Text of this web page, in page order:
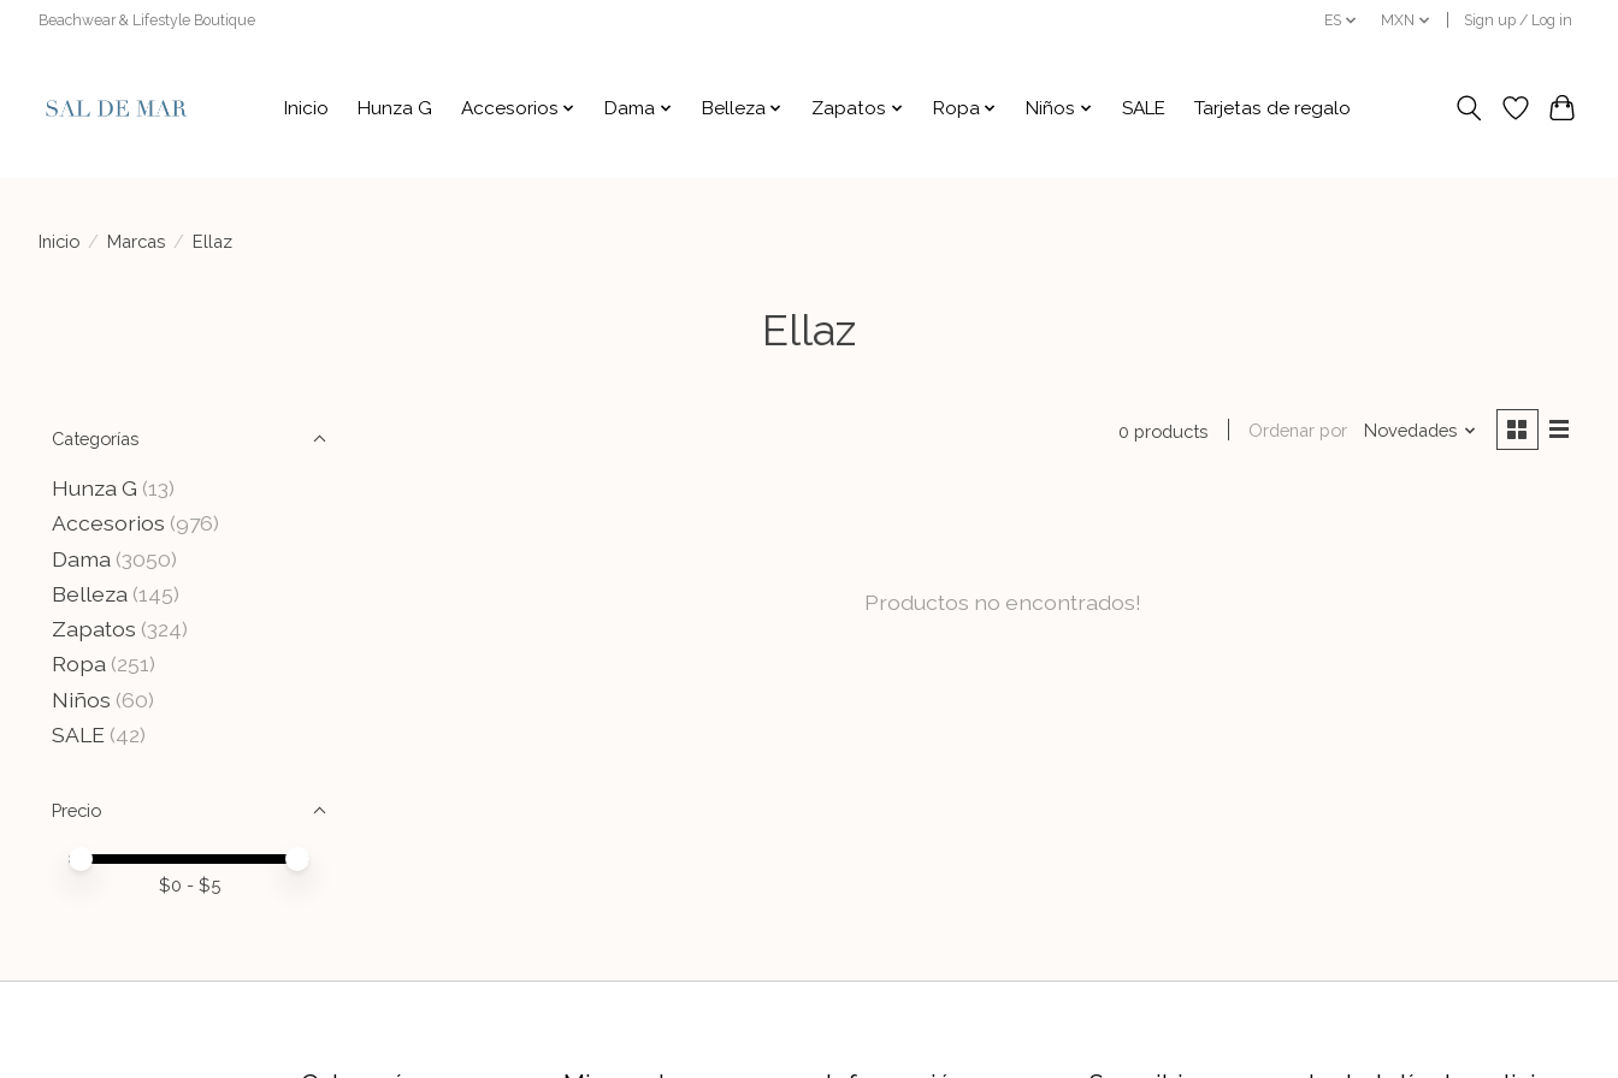
Beachwear & Lifestyle Boutique ES MXN Sign up / Log in
Inicio Hunza G Accesorios Dama Belleza Zapatos Ropa Niños SALE Tarjetas de regalo
Inicio / Marcas / Ellaz
Ellaz
Categorías
Hunza G (13)
Accesorios (976)
Dama (3050)
Belleza (145)
Zapatos (324)
Ropa (251)
Niños (60)
SALE (42)
Precio
Price minimum value
Price maximum value
$0 - $5
0 products Ordenar por Novedades
Productos no encontrados!